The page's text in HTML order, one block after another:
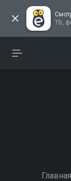
Главная